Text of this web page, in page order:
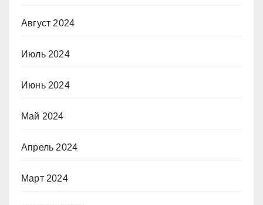
Август 2024
Июль 2024
Июнь 2024
Май 2024
Апрель 2024
Март 2024